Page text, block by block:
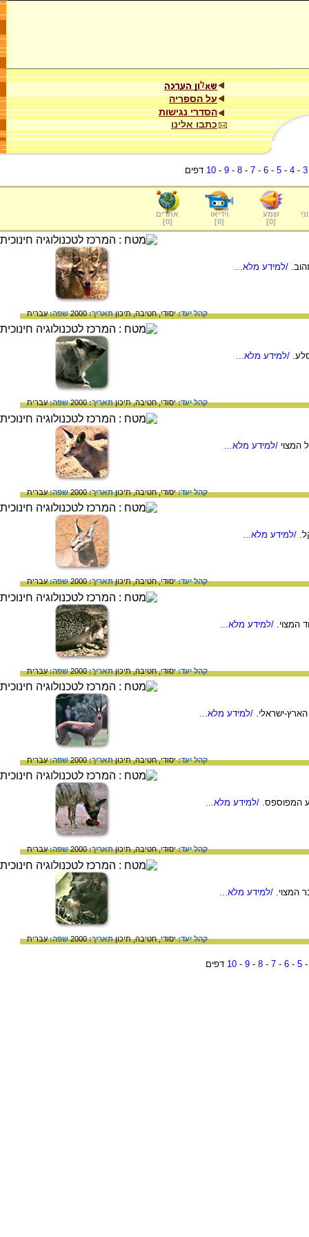
על הספריה
הסדרי נגישות
כתבו אלינו
3
-
4
-
5
-
6
-
7
-
8
-
9
-
10 דפים
שמע
[
0
]
וידיאו
[
0
]
אתרים
[
0
]
/למידע מלא...
קהל יעד:יסודי,חטיבה,תיכוןתאריך:2000 שפה:עברית
/למידע מלא...
קהל יעד:יסודי,חטיבה,תיכוןתאריך:2000 שפה:עברית
המצוי /למידע מלא...
קהל יעד:יסודי,חטיבה,תיכוןתאריך:2000 שפה:עברית
/למידע מלא...
קהל יעד:יסודי,חטיבה,תיכוןתאריך:2000 שפה:עברית
המצוי. /למידע מלא...
קהל יעד:יסודי,חטיבה,תיכוןתאריך:2000 שפה:עברית
ישראלי. /למידע מלא...
קהל יעד:יסודי,חטיבה,תיכוןתאריך:2000 שפה:עברית
המפוספס. /למידע מלא...
קהל יעד:יסודי,חטיבה,תיכוןתאריך:2000 שפה:עברית
המצוי. /למידע מלא...
קהל יעד:יסודי,חטיבה,תיכוןתאריך:2000 שפה:עברית
5
-
6
-
7
-
8
-
9
-
10 דפים